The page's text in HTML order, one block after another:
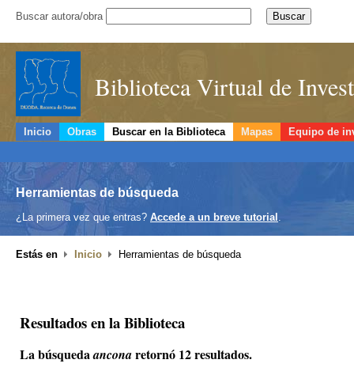
Buscar autora/obra
Biblioteca Virtual de
Inicio Obras Buscar en la Biblioteca Mapas Equipo de
Herramientas de búsqueda
¿La primera vez que entras? Accede a un breve tutorial .
Estás en Inicio Herramientas de búsqueda
Resultados en la Biblioteca
La búsquedaanconaretornó 12 resultados.